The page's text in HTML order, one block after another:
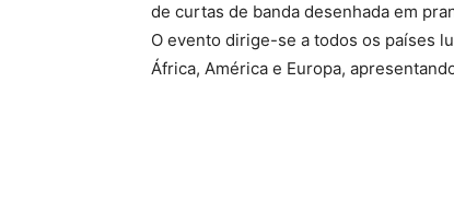
de curtas de banda desenhada em
O evento dirige-se a todos os países
África, América e Europa,